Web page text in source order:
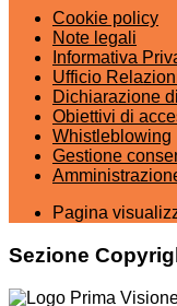
Cookie policy
Note legali
Informativa
Ufficio
Dichiarazione
Obiettivi di
Whistleblowing
Gestione
Pagina
Sezione